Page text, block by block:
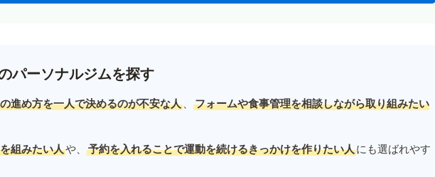
パーソナルジムを探す
進め方を一人で決めるのが不安な人 、
フォームや食事管理を相談しながら取り組みたい
組みたい人や、 予約を入れることで運動を続けるきっかけを作りたい人にも選ばれやす